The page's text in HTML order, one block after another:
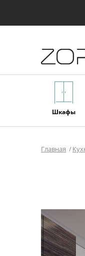
Шкафы
Главная